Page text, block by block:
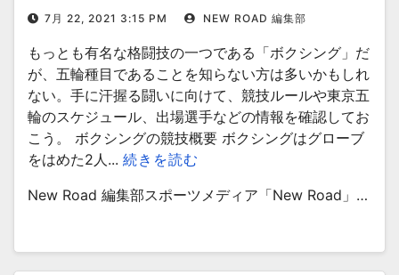
7月 22, 2021 3:15 PM NEW ROAD 編集部
もっとも有名な格闘技の一つである「ボクシング」だ
が、五輪種目であることを知らない方は多いかもしれ
ない。手に汗握る闘いに向けて、競技ルールや東京五
輪のスケジュール、出場選手などの情報を確認してお
こう。 ボクシングの競技概要 ボクシングはグローブ
をはめた2人... 続きを読む
New Road 編集部スポーツメディア「New Road」…